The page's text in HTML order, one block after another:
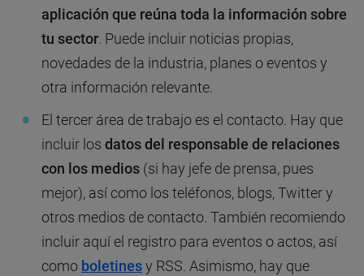
aplicación que reúna toda la información sobre
tu sector . Puede incluir noticias propias,
novedades de la industria, planes o eventos y
otra información relevante.
El tercer área de trabajo es el contacto. Hay que
incluir los datos del responsable de relaciones
con los medios (si hay jefe de prensa, pues
mejor), así como los teléfonos, blogs, Twitter y
otros medios de contacto. También recomiendo
incluir aquí el registro para eventos o actos, así
como boletinesy RSS. Asimismo, hay que